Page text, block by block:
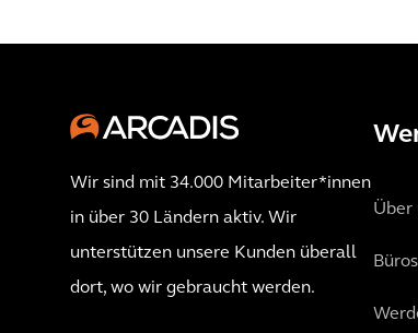
Wir sind mit 34.000 Mitarbeiter*innen
in über 30 Ländern aktiv. Wir
unterstützen unsere Kunden überall
dort, wo wir gebraucht werden.
Über